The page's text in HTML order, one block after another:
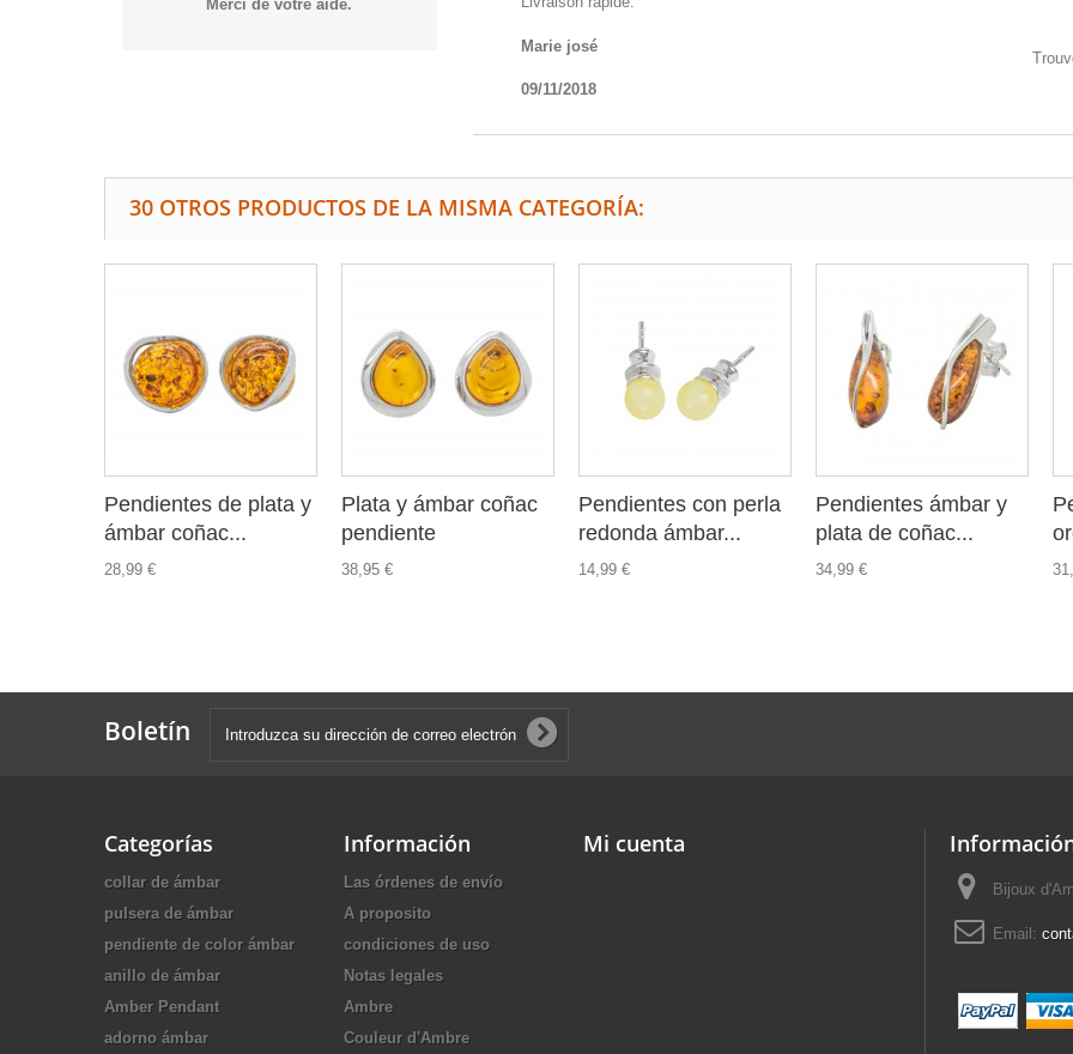
Merci de votre aide.
Marie josé
09/11/2018
30 OTROS PRODUCTOS DE LA MISMA CATEGORÍA:
Pendientes de plata y
ámbar coñac...
28,99 €
Plata y ámbar coñac
pendiente
38,95 €
Pendientes con perla
redonda ámbar...
14,99 €
Pendientes ámbar y
plata de coñac...
34,99 €
Boletín
Categorías
collar de ámbar
pulsera de ámbar
pendiente de color ámbar
anillo de ámbar
Amber Pendant
adorno ámbar
Información
Las órdenes de envío
A proposito
condiciones de uso
Notas legales
Ambre
Couleur d'Ambre
Mi cuenta
Bijoux
Email: